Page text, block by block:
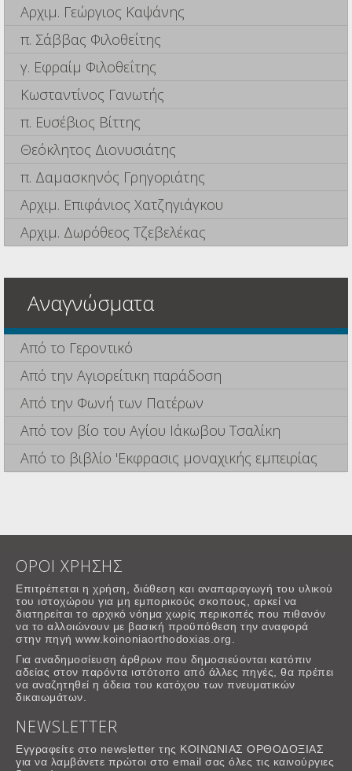
Αρχιμ. Γεώργιος Καψάνης
π. Σάββας Φιλοθεΐτης
γ. Εφραίμ Φιλοθεΐτης
Κωσταντίνος Γανωτής
π. Ευσέβιος Βίττης
Θεόκλητος Διονυσιάτης
π. Δαμασκηνός Γρηγοριάτης
Αρχιμ. Επιφάνιος Χατζηγιάγκου
Αρχιμ. Δωρόθεος Τζεβελέκας
Αναγνώσματα
Από το Γεροντικό
Από την Αγιορείτικη παράδοση
Από την Φωνή των Πατέρων
Από τον βίο του Αγίου Ιάκωβου Τσαλίκη
Από το βιβλίο 'Εκφρασις μοναχικής εμπειρίας
ΟΡΟΙ ΧΡΗΣΗΣ
Επιτρέπεται η χρήση, διάθεση και αναπαραγωγή του υλικού
του ιστοχώρου για μη εμπορικούς σκοπους, αρκεί να
διατηρείται το αρχικό νόημα χωρίς περικοπές που πιθανόν
να το αλλοιώνουν με βασική προϋπόθεση την αναφορά
στην πηγή www.koinoniaorthodoxias.org.
Για αναδημοσίευση άρθρων που δημοσιεύονται κατόπιν
αδείας στον παρόντα ιστότοπο από άλλες πηγές, θα πρέπει
να αναζητηθεί η άδεια του κατόχου των πνευματικών
δικαιωμάτων.
NEWSLETTER
Εγγραφείτε στο newsletter της ΚΟΙΝΩΝΙΑΣ ΟΡΘΟΔΟΞΙΑΣ
για να λαμβάνετε πρώτοι στο email σας όλες τις καινούργιες